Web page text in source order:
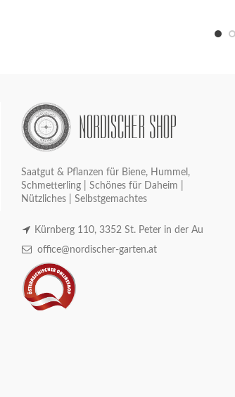
Saatgut & Pflanzen für Biene, Hummel,
Schmetterling | Schönes für Daheim |
Nützliches | Selbstgemachtes
Kürnberg 110, 3352 St. Peter in der Au
office@nordischer-garten.at